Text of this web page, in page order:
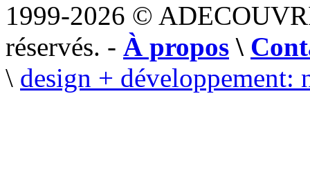
1999-2026 ©
réservés. - À propos \
\ design + développement: